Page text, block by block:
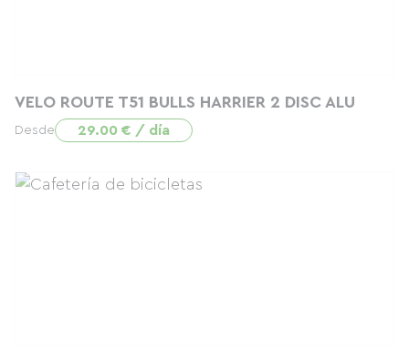
VELO ROUTE T51 BULLS HARRIER 2 DISC ALU
Desde 29.00 € / día